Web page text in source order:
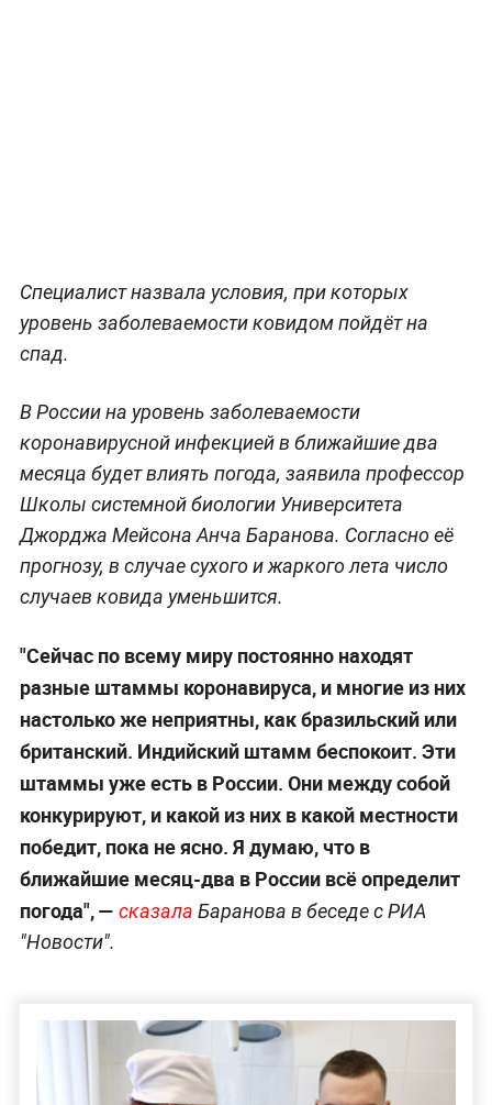
Специалист назвала условия, при которых
уровень заболеваемости ковидом пойдёт на
спад.
В России на уровень заболеваемости
коронавирусной инфекцией в ближайшие два
месяца будет влиять погода, заявила профессор
Школы системной биологии Университета
Джорджа Мейсона Анча Баранова. Согласно её
прогнозу, в случае сухого и жаркого лета число
случаев ковида уменьшится.
"Сейчас по всему миру постоянно находят
разные штаммы коронавируса, и многие из них
настолько же неприятны, как бразильский или
британский. Индийский штамм беспокоит. Эти
штаммы уже есть в России. Они между собой
конкурируют, и какой из них в какой местности
победит, пока не ясно. Я думаю, что в
ближайшие месяц-два в России всё определит
погода", — сказала Баранова в беседе с РИА
"Новости".